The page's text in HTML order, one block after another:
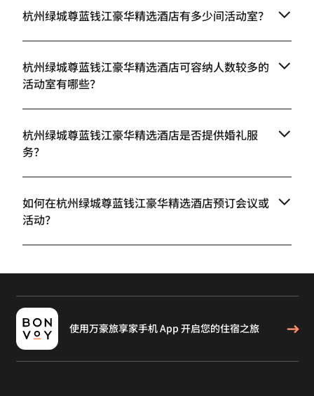
杭州绿城尊蓝钱江豪华精选酒店有多少间活动室？
杭州绿城尊蓝钱江豪华精选酒店可容纳人数较多的
活动室有哪些？
杭州绿城尊蓝钱江豪华精选酒店是否提供婚礼服
务？
如何在杭州绿城尊蓝钱江豪华精选酒店预订会议或
活动？
使用万豪旅享家手机 App 开启您的住宿之旅